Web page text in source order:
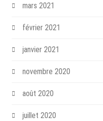
mars 2021
février 2021
janvier 2021
novembre 2020
août 2020
juillet 2020